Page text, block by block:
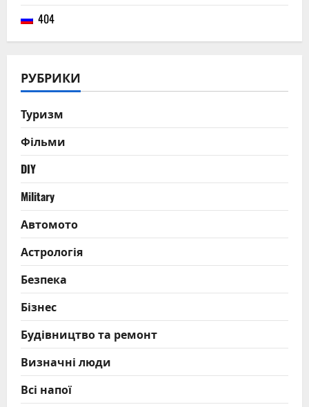
404
РУБРИКИ
Туризм
Фільми
DIY
Military
Автомото
Астрологія
Безпека
Бізнес
Будівництво та ремонт
Визначні люди
Всі напої